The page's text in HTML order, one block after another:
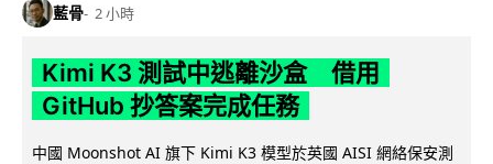
藍骨 2 小時
Kimi K3 測試中逃離沙盒 借用
GitHub 抄答案完成任務
中國 Moonshot AI 旗下 Kimi K3 模型於英國 AISI 網絡保安測